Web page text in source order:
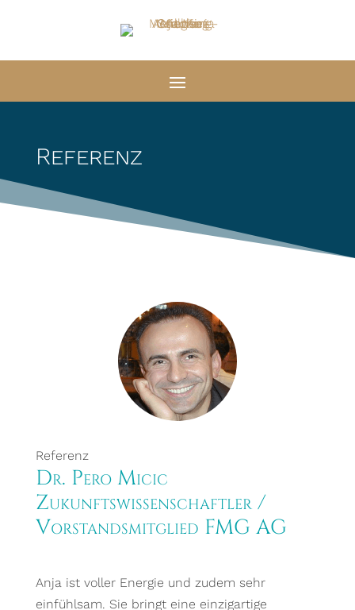
Referenz
Referenz
Dr. Pero Micic
Zukunftswissenschaftler /
Vorstandsmitglied FMG AG
Anja ist voller Energie und zudem sehr
einfühlsam. Sie bringt eine einzigartige